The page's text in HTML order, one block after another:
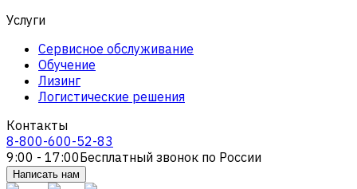
Услуги
Сервисное обслуживание
Обучение
Лизинг
Логистические решения
Контакты
8-800-600-52-83
9:00 - 17:00Бесплатный звонок по России
Написать нам